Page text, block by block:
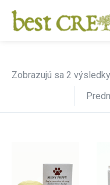
Zobrazujú sa 2 výsledky